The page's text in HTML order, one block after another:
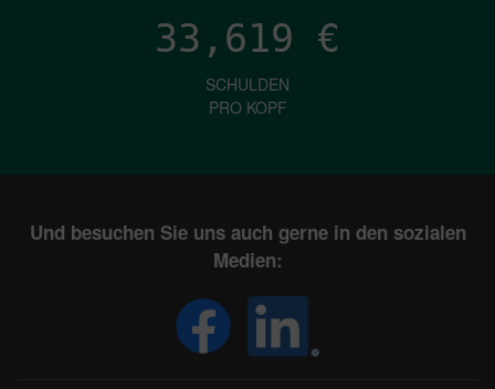
33,619 €
SCHULDEN
PRO KOPF
Und besuchen Sie uns auch gerne in den sozialen
Medien: